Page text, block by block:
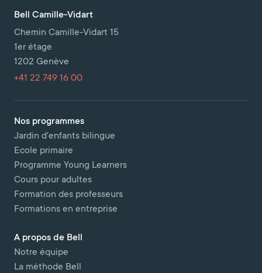
Nos programmes
Jardin d'enfants bilingue
Ecole primaire
Programme Young Learners
Cours pour adultes
Formation des professeurs
Formations en entreprise
A propos de Bell
Notre équipe
La méthode Bell
Bell Camille-Vidart
Chemin Camille-Vidart 15
1er étage
1202 Genève
+41 22 749 16 00